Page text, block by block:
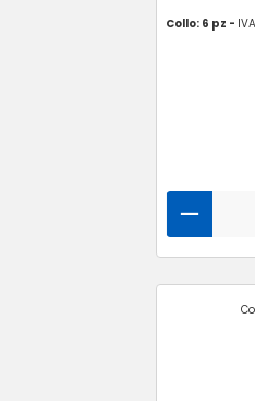
Collo: 6 pz -